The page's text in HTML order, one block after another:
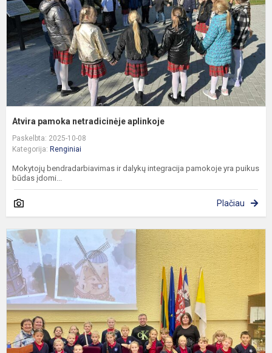
Atvira pamoka netradicinėje aplinkoje
Paskelbta: 2025-10-08
Kategorija: Renginiai
Mokytojų bendradarbiavimas ir dalykų integracija pamokoje yra puikus
būdas įdomi...
Plačiau